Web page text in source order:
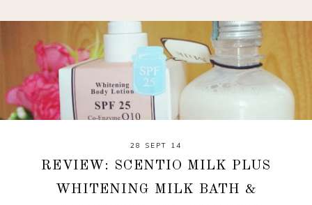
28 SEPT 14
REVIEW: SCENTIO MILK PLUS
WHITENING MILK BATH &